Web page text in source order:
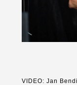
VIDEO: Jan